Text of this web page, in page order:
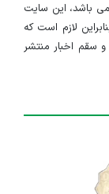
باشد، این سایت
لازم است که
سقم اخبار منتشر